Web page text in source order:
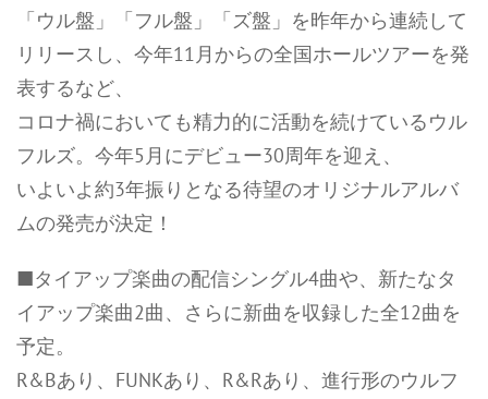
「ウル盤」「フル盤」「ズ盤」を昨年から連続して
リリースし、今年11月からの全国ホールツアーを発
表するなど、
コロナ禍においても精力的に活動を続けているウル
フルズ。今年5月にデビュー30周年を迎え、
いよいよ約3年振りとなる待望のオリジナルアルバ
ムの発売が決定！
■タイアップ楽曲の配信シングル4曲や、新たなタ
イアップ楽曲2曲、さらに新曲を収録した全12曲を
予定。
R&Bあり、FUNKあり、R&Rあり、進行形のウルフ